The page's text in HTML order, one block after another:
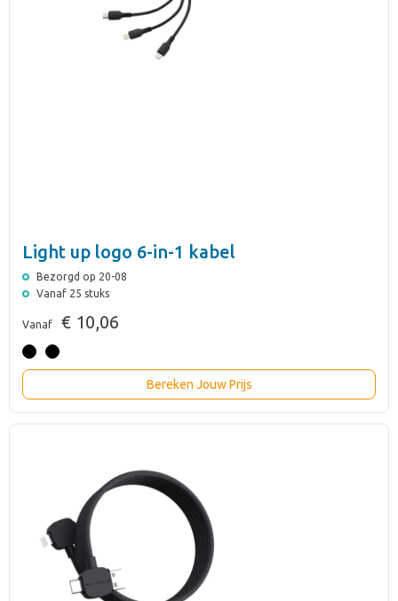
Light up logo 6-in-1 kabel
Bezorgd op 20-08
Vanaf 25 stuks
Vanaf € 10,06
Bereken Jouw Prijs